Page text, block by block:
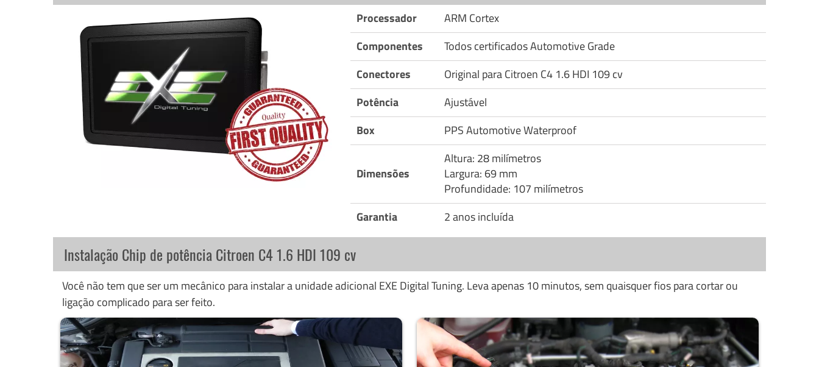
Processador
ARM Cortex
Componentes
Todos certificados Automotive Grade
Conectores
Original para Citroen C4 1.6 HDI 109 cv
Potência
Ajustável
Box
PPS Automotive Waterproof
Dimensões
Altura: 28 milímetros
Largura: 69 mm
Profundidade: 107 milímetros
Garantia
2 anos incluída
Instalação Chip de potência Citroen C4 1.6 HDI 109 cv
Você não tem que ser um mecânico para instalar a unidade adicional EXE Digital Tuning. Leva apenas 10 minutos, sem quaisquer fios para cortar ou
ligação complicado para ser feito.